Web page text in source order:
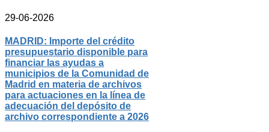
29-06-2026
MADRID: Importe del crédito
presupuestario disponible para
financiar las ayudas a
municipios de la Comunidad de
Madrid en materia de archivos
para actuaciones en la línea de
adecuación del depósito de
archivo correspondiente a 2026